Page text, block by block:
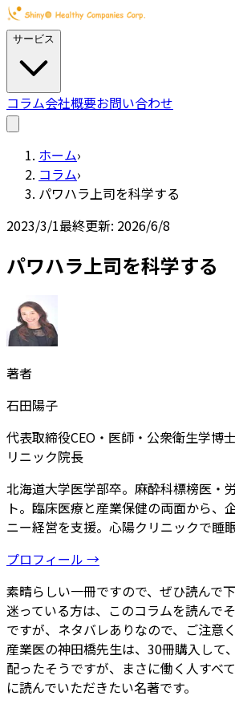
サービス
コラム会社概要お問い合わせ
ホーム›
コラム›
パワハラ上司を科学する
2023/3/1最終更新: 2026/6/8
パワハラ上司を科学する
著者
石田陽子
代表取締役CEO・医師・公衆衛生学博
リニック院長
北海道大学医学部卒。麻酔科標榜医・
ト。臨床医療と産業保健の両面から、
ニー経営を支援。心陽クリニックで睡
プロフィール →
素晴らしい一冊ですので、ぜひ読んで
迷っている方は、このコラムを読んで
ですが、ネタバレありなので、ご注意く
産業医の神田橋先生は、30冊購入して
配ったそうですが、まさに働く人すべ
に読んでいただきたい名著です。